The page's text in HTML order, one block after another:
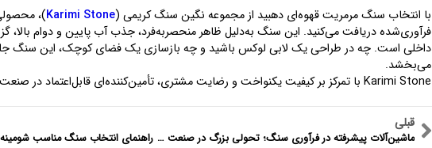
با انتخاب سنگ مرمریت قهوه‌ای دهبید از مجموعه نگین سنگ کریمی (Karimi Stone)،
فرآوری‌شده دریافت می‌کنید. این سنگ به‌دلیل ظاهر منحصربه‌فرد، جذب آب پایین و دوام بالا،
داخلی است. چه در طراحی یک لابی لوکس باشید و چه بازسازی یک فضای کوچک، این سنگ
می‌بخشد.
Karimi Stone با تمرکز بر کیفیت یکنواخت و رضایت مشتری، تأمین‌کننده‌ای قابل‌اعتماد در صنعت سنگ‌های ساختمانی است.
قبلی
ماشین‌آلات پیشرفته در فرآوری سنگ؛ تحولی بزرگ در صنعت سنگ ساختمانی